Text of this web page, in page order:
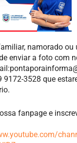
namorado ou
enviar a foto com
9172-3528 que
fanpage e